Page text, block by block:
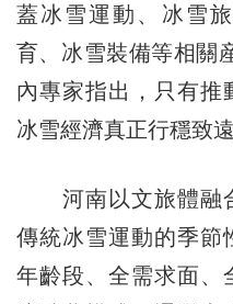
蓋冰雪運動、冰雪
育、冰雪裝備等相關
內專家指出，只有推
冰雪經濟真正行穩致遠
河南以文旅體融
傳統冰雪運動的季節
年齡段、全需求面、